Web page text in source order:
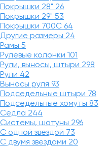
Покрышки 28" 26
Покрышки 29" 53
Покрышки 700C 64
Другие размеры 24
Рамы 5
Рулевые колонки 101
Рули, выносы, штыри 298
Рули 42
Выносы руля 93
Подседельные штыри 78
Подседельные хомуты 83
Седла 244
Системы, шатуны 296
С одной звездой 73
С двумя звездами 20